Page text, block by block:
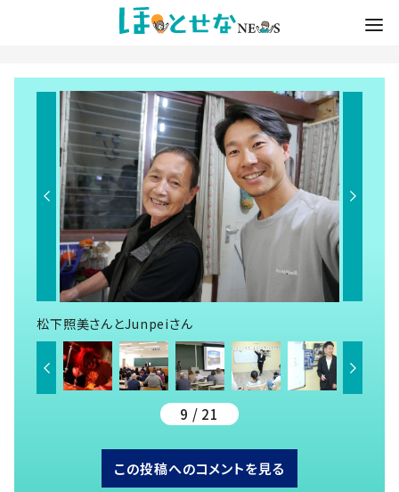
松下照美さんとJunpeiさん
9 / 21
この投稿へのコメントを見る